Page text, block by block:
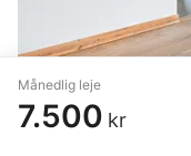
Månedlig leje
7.500 kr